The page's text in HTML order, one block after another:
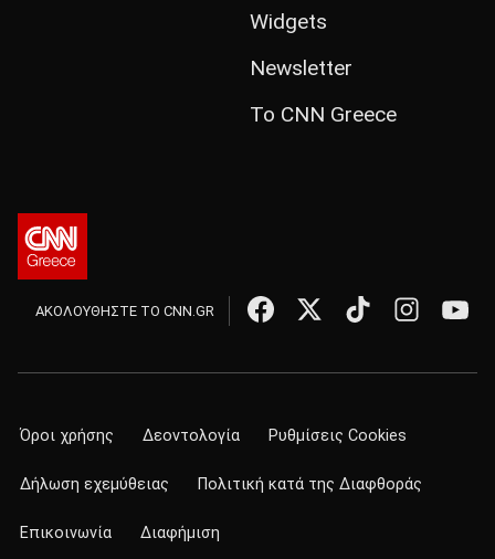
Widgets
Newsletter
Το CNN Greece
ΑΚΟΛΟΥΘΗΣΤΕ ΤΟ CNN.GR
Όροι χρήσης Δεοντολογία Ρυθμίσεις Cookies
Δήλωση εχεμύθειας Πολιτική κατά της Διαφθοράς
Επικοινωνία Διαφήμιση